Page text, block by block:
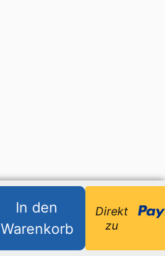
In den
Warenkorb
Direkt
zu